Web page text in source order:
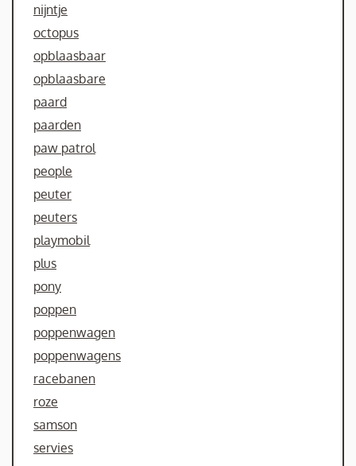
nijntje
octopus
opblaasbaar
opblaasbare
paard
paarden
paw patrol
people
peuter
peuters
playmobil
plus
pony
poppen
poppenwagen
poppenwagens
racebanen
roze
samson
servies